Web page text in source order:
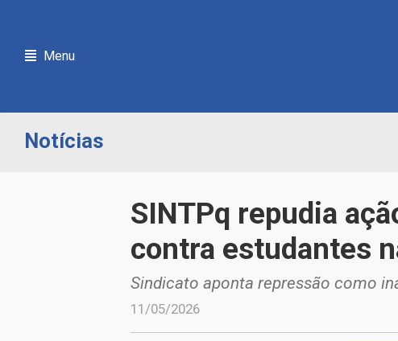
Menu
Notícias
SINTPq repudia
contra estudantes
Sindicato aponta repressão como
11/05/2026